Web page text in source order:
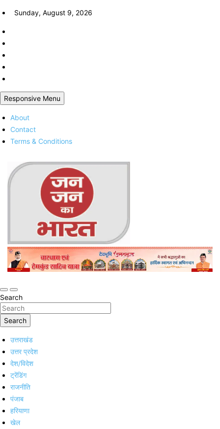
Skip
content
Sunday, August 9, 2026
Responsive Menu
About
Contact
Terms & Conditions
Jan Jan Ka Bharat
Online Trending Hindi News Website
Search
Search
उत्तराखंड
उत्तर प्रदेश
देश/विदेश
ट्रेंडिंग
राजनीति
पंजाब
हरियाणा
खेल